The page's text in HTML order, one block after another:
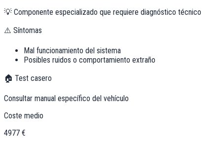
💡 Componente especializado que requiere diagnóstico técnico
⚠️ Síntomas
Mal funcionamiento del sistema
Posibles ruidos o comportamiento extraño
🏠 Test casero
Consultar manual específico del vehículo
Coste medio
4977 €